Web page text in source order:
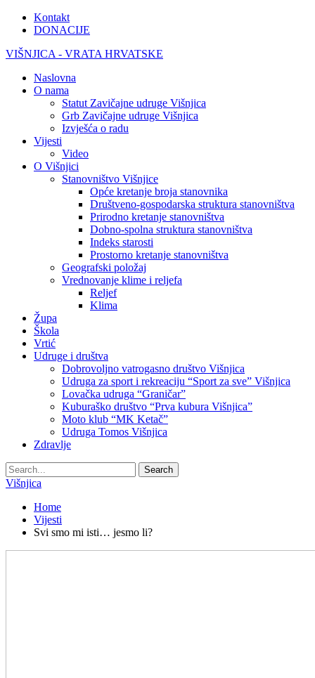
Kontakt
DONACIJE
VIŠNJICA - VRATA HRVATSKE
Naslovna
O nama
Statut Zavičajne udruge Višnjica
Grb Zavičajne udruge Višnjica
Izvješća o radu
Vijesti
Video
O Višnjici
Stanovništvo Višnjice
Opće kretanje broja stanovnika
Društveno-gospodarska struktura stanovništva
Prirodno kretanje stanovništva
Dobno-spolna struktura stanovništva
Indeks starosti
Prostorno kretanje stanovništva
Geografski položaj
Vrednovanje klime i reljefa
Reljef
Klima
Župa
Škola
Vrtić
Udruge i društva
Dobrovoljno vatrogasno društvo Višnjica
Udruga za sport i rekreaciju “Sport za sve” Višnjica
Lovačka udruga “Graničar”
Kuburaško društvo “Prva kubura Višnjica”
Moto klub “MK Ketač”
Udruga Tomos Višnjica
Zdravlje
Višnjica
Home
Vijesti
Svi smo mi isti… jesmo li?